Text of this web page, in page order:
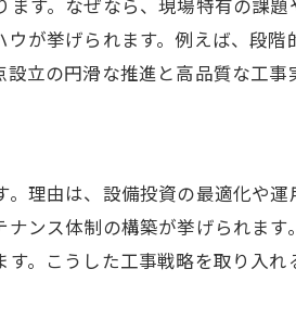
ント工事の実践的アドバイス
立のリアルな現場エピソード
設立とプラント工事の注意点
ント工事と拠点設立の現状
プラント工事会社の特徴分析
力図と拠点設立の動向解説
ント工事会社の選び方ガイド
す。なぜなら、現場特有の課
が挙げられます。例えば、段
立の円滑な推進と高品質な工事
理由は、設備投資の最適化や
ンス体制の構築が挙げられま
。こうした工事戦略を取り入れ